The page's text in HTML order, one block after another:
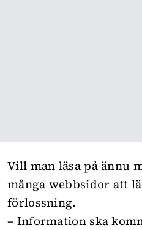
Vill man läsa på ännu
många webbsidor att
förlossning.
– Information ska